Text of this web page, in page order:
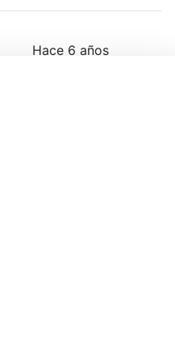
Hace 6 años